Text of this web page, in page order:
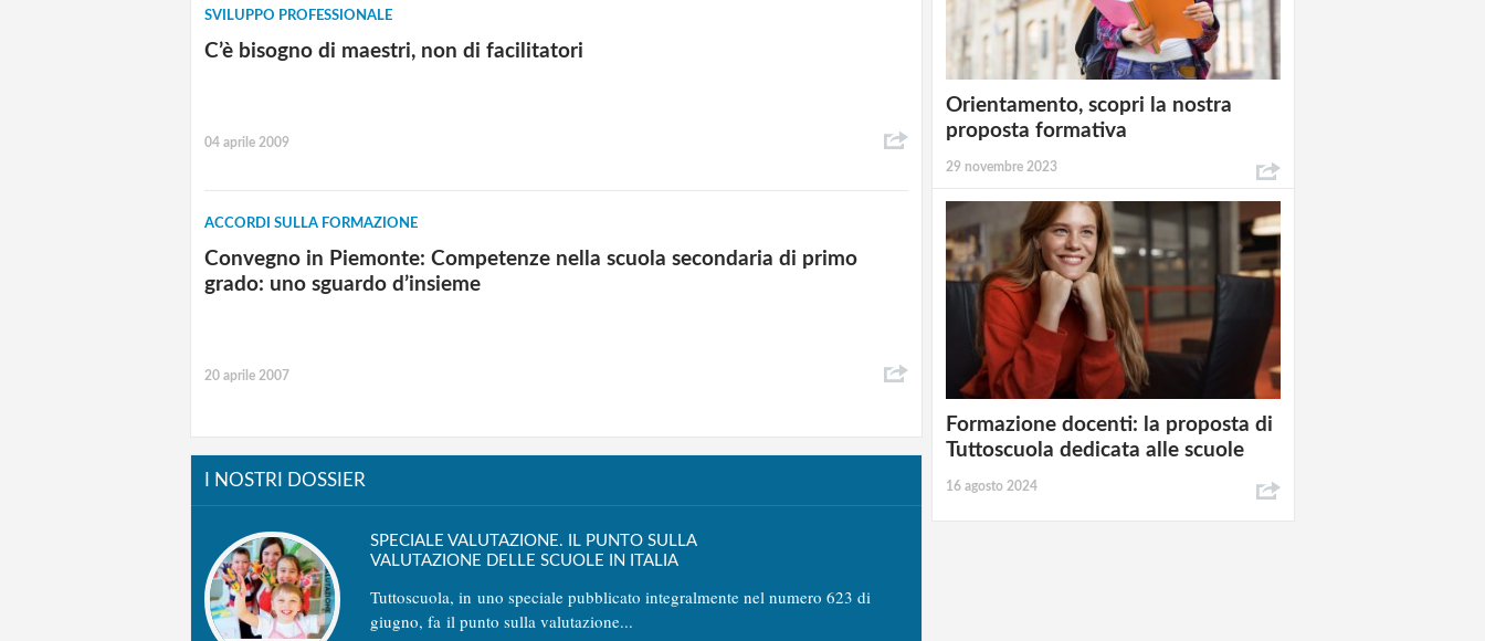
SVILUPPO PROFESSIONALE
C’è bisogno di maestri, non di facilitatori
04 aprile 2009
ACCORDI SULLA FORMAZIONE
Convegno in Piemonte: Competenze nella scuola secondaria di primo
grado: uno sguardo d’insieme
20 aprile 2007
I NOSTRI DOSSIER
SPECIALE VALUTAZIONE. IL PUNTO SULLA
VALUTAZIONE DELLE SCUOLE IN ITALIA
Tuttoscuola, in uno speciale pubblicato integralmente nel numero 623 di
giugno, fa il punto sulla valutazione...
Orientamento, scopri la nostra
proposta formativa
29 novembre 2023
Formazione docenti: la proposta di
Tuttoscuola dedicata alle scuole
16 agosto 2024